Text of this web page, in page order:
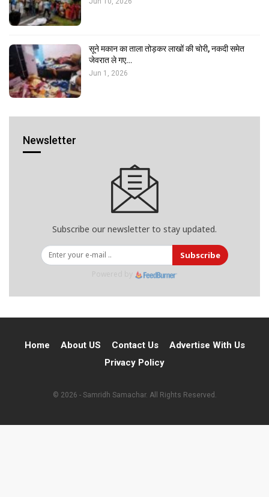
सूने मकान का ताला तोड़कर लाखों की चोरी, नकदी समेत
जेवरात ले गए…
Jun 1, 2026
Newsletter
Subscribe our newsletter to stay updated.
Subscribe
Home About US Contact Us
Advertise With Us
Privacy Policy
© 2026 - Samridh Samachar. All Rights Reserved.